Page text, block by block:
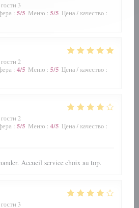
3
: 5/5 Меню : 5/5 Цена / качество :
2
: 4/5 Меню : 5/5 Цена / качество :
2
: 5/5 Меню : 4/5 Цена / качество :
Accueil service choix au top.
3